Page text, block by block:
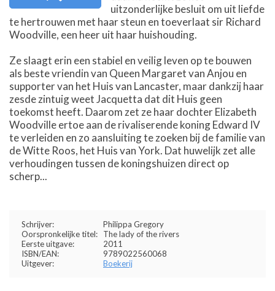
uitzonderlijke besluit om uit liefde
te hertrouwen met haar steun en toeverlaat sir Richard
Woodville, een heer uit haar huishouding.
Ze slaagt erin een stabiel en veilig leven op te bouwen
als beste vriendin van Queen Margaret van Anjou en
supporter van het Huis van Lancaster, maar dankzij haar
zesde zintuig weet Jacquetta dat dit Huis geen
toekomst heeft. Daarom zet ze haar dochter Elizabeth
Woodville ertoe aan de rivaliserende koning Edward IV
te verleiden en zo aansluiting te zoeken bij de familie van
de Witte Roos, het Huis van York. Dat huwelijk zet alle
verhoudingen tussen de koningshuizen direct op
scherp...
Schrijver:
Philippa Gregory
Oorspronkelijke titel:
The lady of the rivers
Eerste uitgave:
2011
ISBN/EAN:
9789022560068
Uitgever:
Boekerij